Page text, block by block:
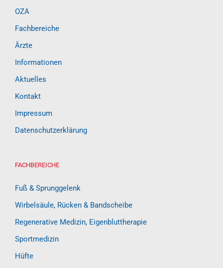
OZA
Fachbereiche
Ärzte
Informationen
Aktuelles
Kontakt
Impressum
Datenschutzerklärung
FACHBEREICHE
Fuß & Sprunggelenk
Wirbelsäule, Rücken & Bandscheibe
Regenerative Medizin, Eigenbluttherapie
Sportmedizin
Hüfte